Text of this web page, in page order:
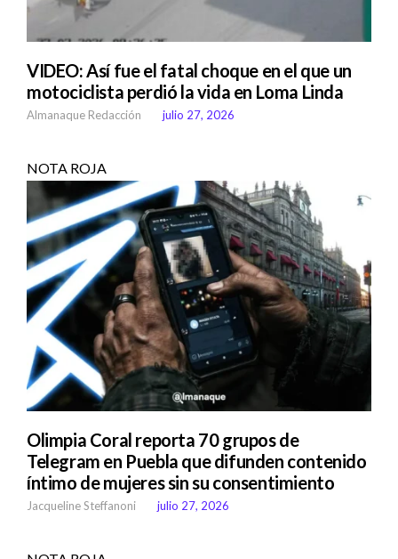
VIDEO: Así fue el fatal choque en el que un
motociclista perdió la vida en Loma Linda
Almanaque Redacción julio 27, 2026
NOTA ROJA
Olimpia Coral reporta 70 grupos de
Telegram en Puebla que difunden contenido
íntimo de mujeres sin su consentimiento
Jacqueline Steffanoni julio 27, 2026